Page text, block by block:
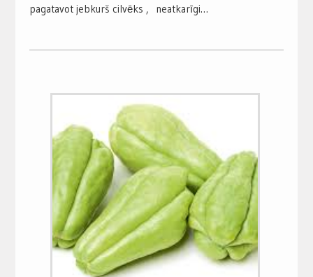
pagatavot jebkurš cilvēks , neatkarīgi…